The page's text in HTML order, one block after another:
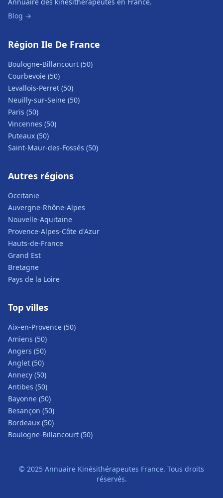
Blog →
Région Ile De France
Boulogne-Billancourt (50)
Courbevoie (50)
Levallois-Perret (50)
Neuilly-sur-Seine (50)
Paris (50)
Vincennes (50)
Puteaux (50)
Saint-Maur-des-Fossés (50)
Autres régions
Occitanie
Auvergne-Rhône-Alpes
Nouvelle-Aquitaine
Provence-Alpes-Côte d'Azur
Hauts-de-France
Grand Est
Bretagne
Pays de la Loire
Top villes
Aix-en-Provence (50)
Amiens (50)
Angers (50)
Anglet (50)
Annecy (50)
Antibes (50)
Bayonne (50)
Besançon (50)
Bordeaux (50)
Boulogne-Billancourt (50)
© 2025 Annuaire Kinésithérapeutes France. Tous droits
réservés.